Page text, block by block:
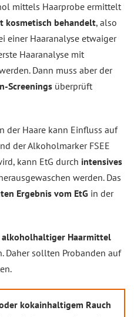
mittels Haarprobe ermittelt
kosmetisch behandelt, also
einer Haaranalyse etwaiger
Haaranalyse mit
Dann muss aber der
Screenings überprüft
der Haare kann Einfluss auf
der Alkoholmarker FSEE
kann EtG durch intensives
werden. Das
Ergebnis vom EtG in der
alkoholhaltiger Haarmittel
Daher sollten Probanden auf
kokainhaltigem Rauch